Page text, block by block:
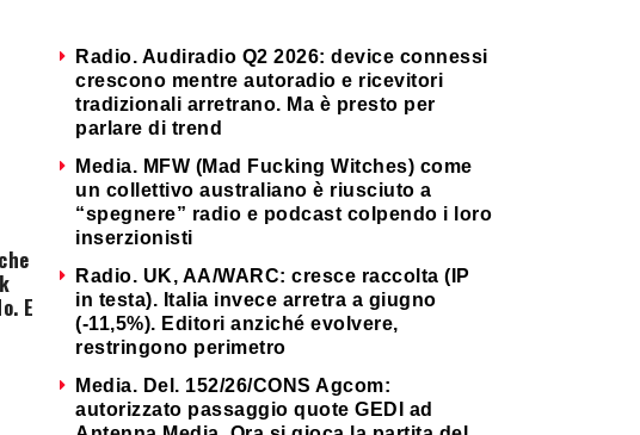
E
Radio. Audiradio Q2 2026: device connessi
crescono mentre autoradio e ricevitori
tradizionali arretrano. Ma è presto per
parlare di trend
Media. MFW (Mad Fucking Witches) come
un collettivo australiano è riusciuto a
“spegnere” radio e podcast colpendo i loro
inserzionisti
Radio. UK, AA/WARC: cresce raccolta (IP
in testa). Italia invece arretra a giugno
(-11,5%). Editori anziché evolvere,
restringono perimetro
Media. Del. 152/26/CONS Agcom:
autorizzato passaggio quote GEDI ad